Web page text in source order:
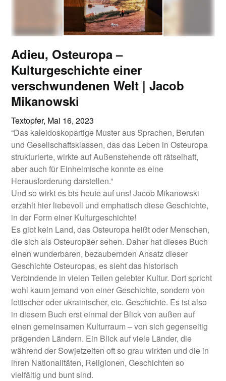
Adieu, Osteuropa –
Kulturgeschichte einer
verschwundenen Welt | Jacob
Mikanowski
Textopfer, Mai 16, 2023
“Das kaleidoskopartige Muster aus Sprachen, Berufen
und Gesellschaftsklassen, das das Leben in Osteuropa
strukturierte, wirkte auf Außenstehende oft rätselhaft,
aber auch für Einheimische konnte es eine
Herausforderung darstellen.”
Und so wirkt es bis heute auf uns! Jacob Mikanowski
erzählt hier liebevoll und emphatisch diese Geschichte,
in der Form einer Kulturgeschichte!
Es gibt kein Land, das Osteuropa heißt oder Menschen,
die sich als Osteuropäer sehen. Daher hat dieses Buch
einen wunderbaren, bezaubernden Ansatz dieser
Geschichte Osteuropas, es sieht das historisch
Verbindende in vielen Teilen gelebter Kultur. Dort spricht
wohl kaum jemand von einer Geschichte, sondern von
lettischer oder ukrainischer, etc. Geschichte. Es ist also
in diesem Buch erst einmal der Blick von außen auf
einen gemeinsamen Kulturraum – von sich gegenseitig
prägenden Ländern. Ein Blick auf viele Länder, die
während der Sowjetzeiten oft so grau wirkten und die in
ihren Nationalitäten, Religionen, Geschichten so
vielfältig und bunt sind.